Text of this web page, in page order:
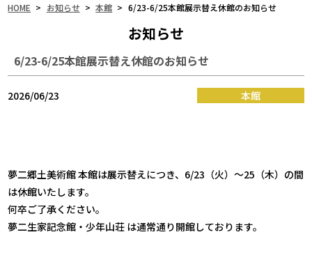
o
n
HOME > お知らせ > 本館 > 6/23-6/25本館展示替え休館のお知らせ
お知らせ
6/23-6/25本館展示替え休館のお知らせ
2026/06/23 本館
夢二郷土美術館 本館は展示替えにつき、6/23（火）～25（木）の間
は休館いたします。
何卒ご了承ください。
夢二生家記念館・少年山荘 は通常通り開館しております。